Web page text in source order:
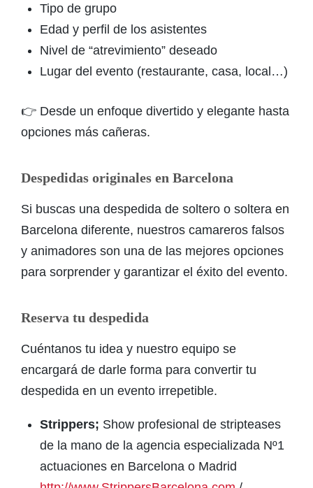
Tipo de grupo
Edad y perfil de los asistentes
Nivel de “atrevimiento” deseado
Lugar del evento (restaurante, casa, local…)
👉 Desde un enfoque divertido y elegante hasta
opciones más cañeras.
Despedidas originales en Barcelona
Si buscas una despedida de soltero o soltera en
Barcelona diferente, nuestros camareros falsos
y animadores son una de las mejores opciones
para sorprender y garantizar el éxito del evento.
Reserva tu despedida
Cuéntanos tu idea y nuestro equipo se
encargará de darle forma para convertir tu
despedida en un evento irrepetible.
Strippers; Show profesional de stripteases
de la mano de la agencia especializada Nº1
actuaciones en Barcelona o Madrid